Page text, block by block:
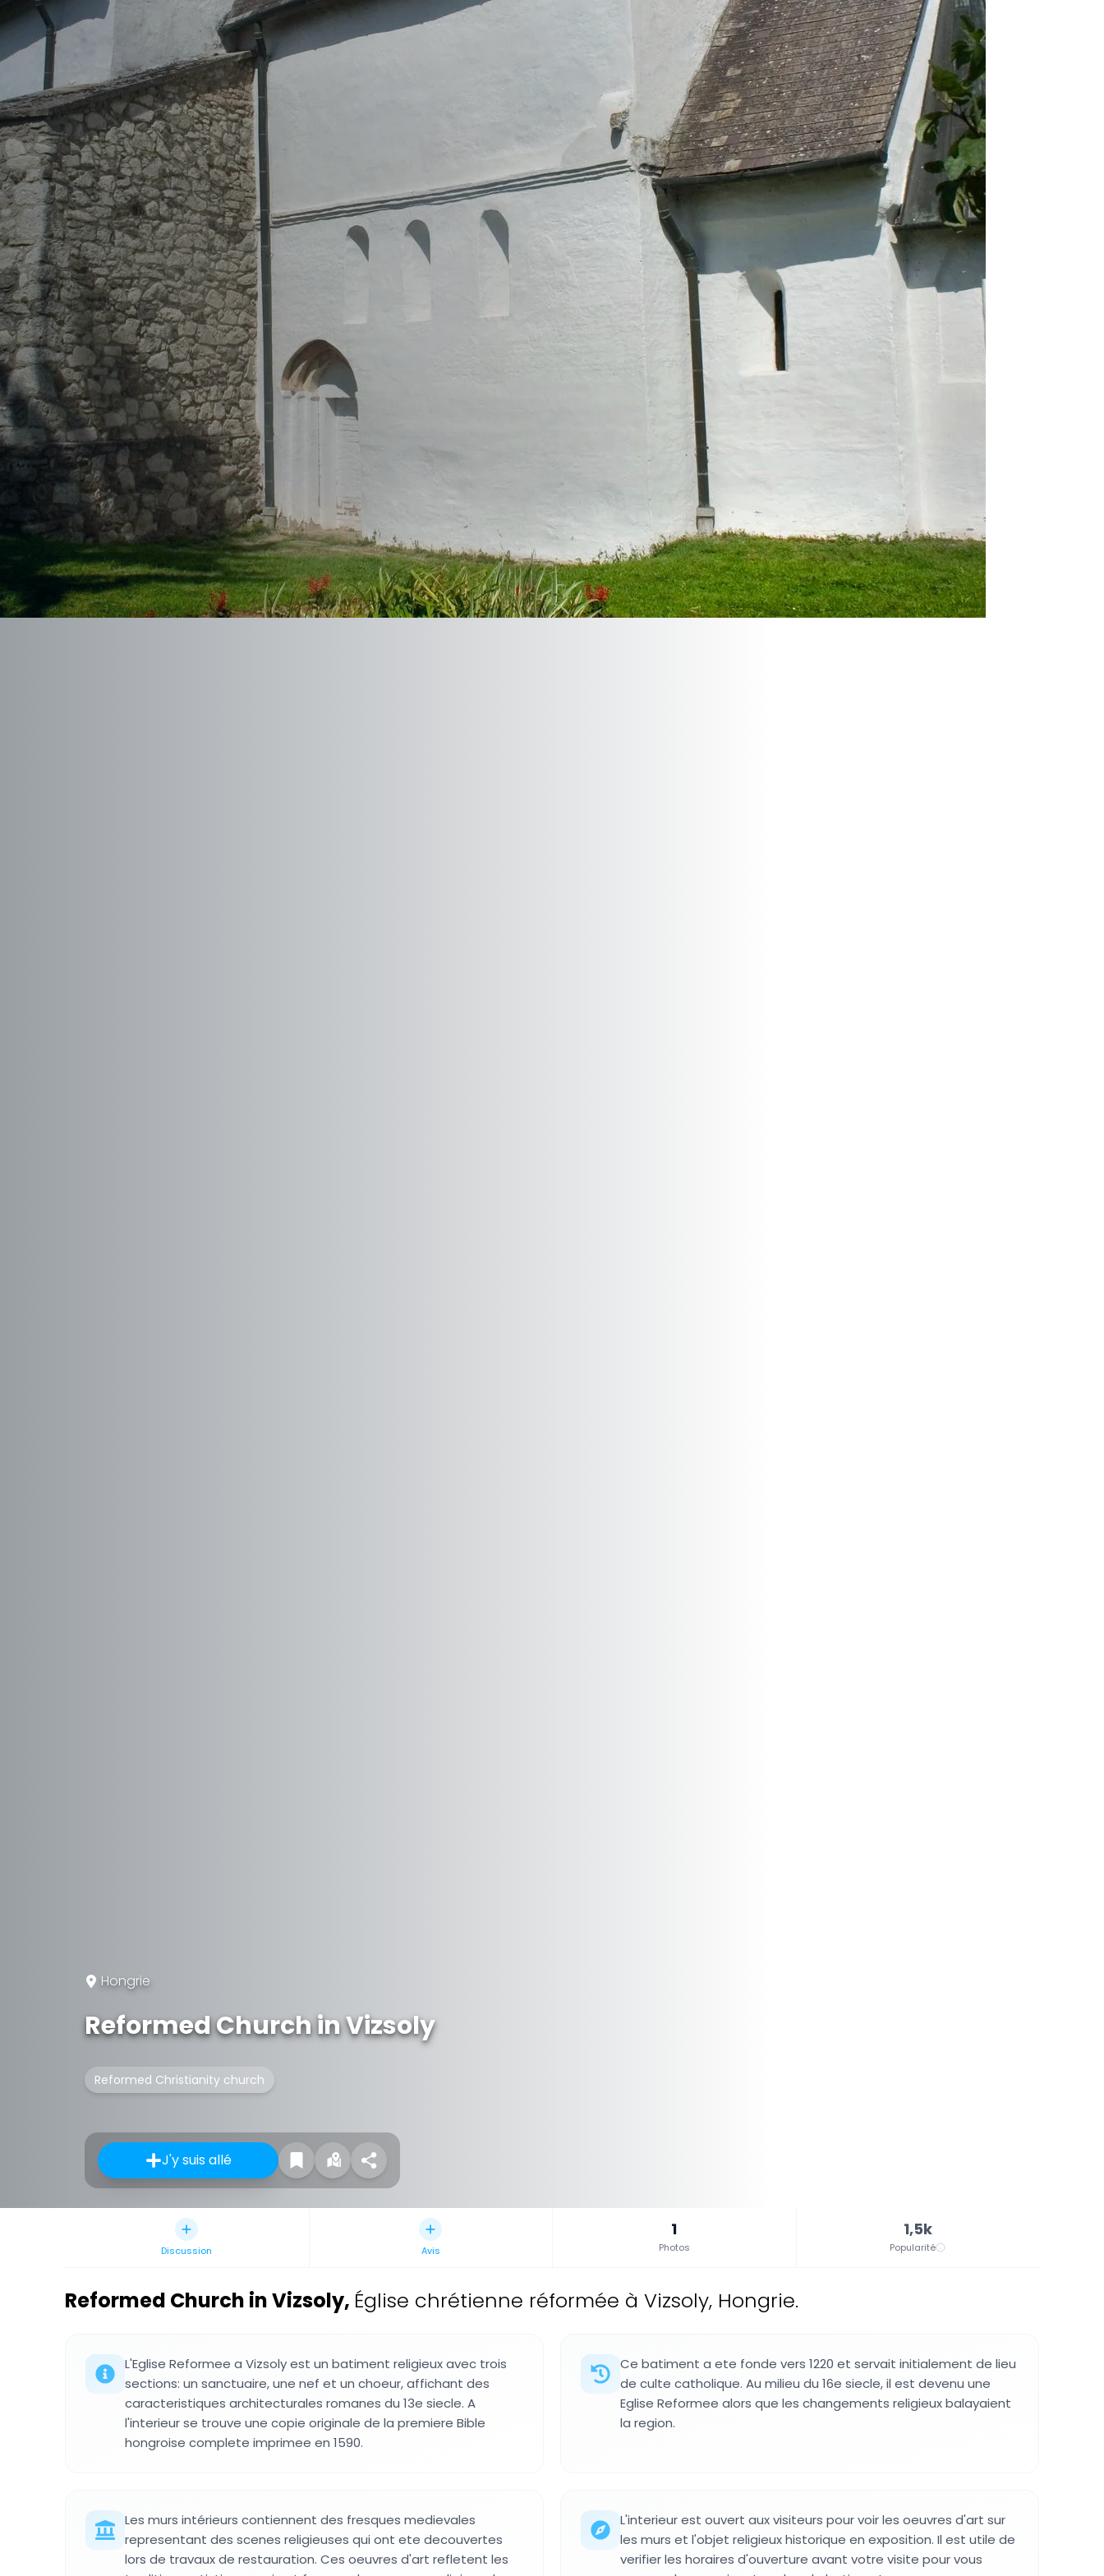
Hongrie
Reformed Church in Vizsoly
Reformed Christianity church
J'y suis allé
Discussion Avis
1
Photos
1,5k
Popularité
Reformed Church in Vizsoly, Église chrétienne réformée à Vizsoly, Hongrie.
L'Eglise Reformee a Vizsoly est un batiment religieux avec trois
sections: un sanctuaire, une nef et un choeur, affichant des
caracteristiques architecturales romanes du 13e siecle. A
l'interieur se trouve une copie originale de la premiere Bible
hongroise complete imprimee en 1590.
Ce batiment a ete fonde vers 1220 et servait initialement de lieu
de culte catholique. Au milieu du 16e siecle, il est devenu une
Eglise Reformee alors que les changements religieux balayaient
la region.
Les murs intérieurs contiennent des fresques medievales
representant des scenes religieuses qui ont ete decouvertes
lors de travaux de restauration. Ces oeuvres d'art refletent les
L'interieur est ouvert aux visiteurs pour voir les oeuvres d'art sur
les murs et l'objet religieux historique en exposition. Il est utile de
verifier les horaires d'ouverture avant votre visite pour vous